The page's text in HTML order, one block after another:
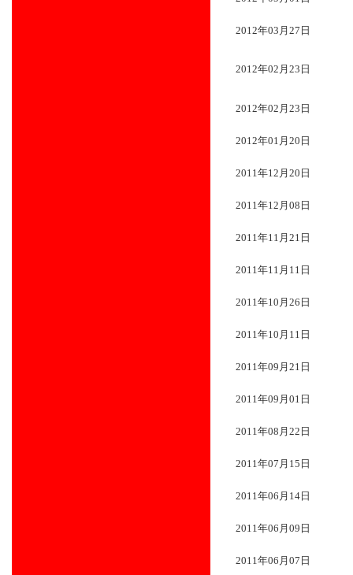
2012年03月27日
2012年02月23日
2012年02月23日
2012年01月20日
2011年12月20日
2011年12月08日
2011年11月21日
2011年11月11日
2011年10月26日
2011年10月11日
2011年09月21日
2011年09月01日
2011年08月22日
2011年07月15日
2011年06月14日
2011年06月09日
2011年06月07日